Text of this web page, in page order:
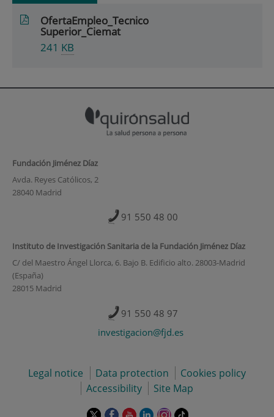
OfertaEmpleo_Tecnico
Superior_Ciemat
241 KB
Fundación Jiménez Díaz
Avda. Reyes Católicos, 2
28040 Madrid
91 550 48 00
Instituto de Investigación Sanitaria de la Fundación Jiménez Díaz
C/ del Maestro Ángel Llorca, 6. Bajo B. Edificio alto. 28003-Madrid
(España)
28015 Madrid
91 550 48 97
investigacion@fjd.es
Legal notice Data protection
Cookies policy
Accessibility
Site Map
This This This This This Link